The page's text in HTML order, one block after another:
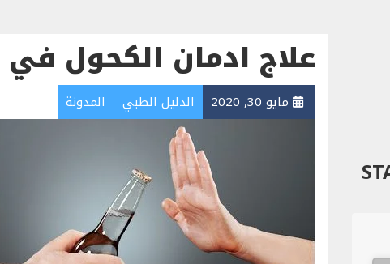
علاج ادمان الكحول في
مايو 30, 2020 الدليل الطبي المدونة